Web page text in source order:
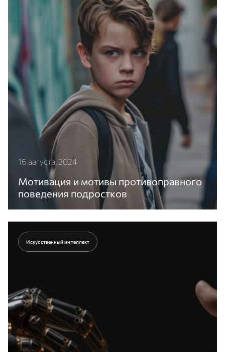
16 августа, 2024
Мотивация и мотивы противоправного
поведения подростков
Изучение мотивации противоправного поведения
воздействия и профилактики преступности.
Перейти к статье
Искусственный интеллект